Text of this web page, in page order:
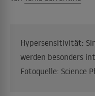
Hypersensitivität:
werden besonders
Fotoquelle: Science